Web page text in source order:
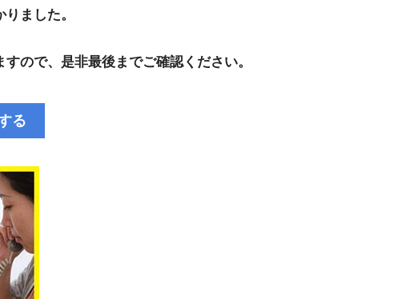
ました。
ので、是非最後までご確認ください。
る